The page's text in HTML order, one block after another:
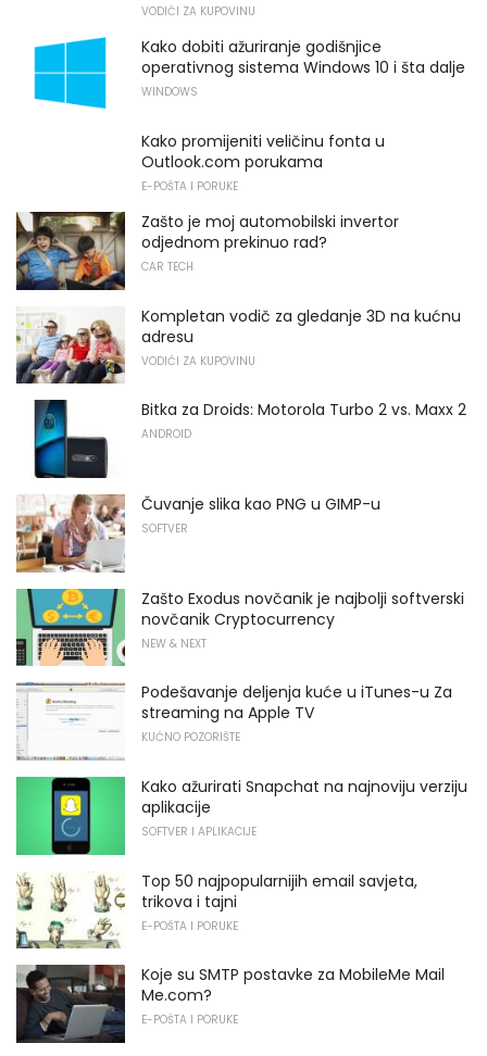
VODIČI ZA KUPOVINU
Kako dobiti ažuriranje godišnjice
operativnog sistema Windows 10 i šta dalje
WINDOWS
Kako promijeniti veličinu fonta u
Outlook.com porukama
E-POŠTA I PORUKE
Zašto je moj automobilski invertor
odjednom prekinuo rad?
CAR TECH
Kompletan vodič za gledanje 3D na kućnu
adresu
VODIČI ZA KUPOVINU
Bitka za Droids: Motorola Turbo 2 vs. Maxx 2
ANDROID
Čuvanje slika kao PNG u GIMP-u
SOFTVER
Zašto Exodus novčanik je najbolji softverski
novčanik Cryptocurrency
NEW & NEXT
Podešavanje deljenja kuće u iTunes-u Za
streaming na Apple TV
KUĆNO POZORIŠTE
Kako ažurirati Snapchat na najnoviju verziju
aplikacije
SOFTVER I APLIKACIJE
Top 50 najpopularnijih email savjeta,
trikova i tajni
E-POŠTA I PORUKE
Koje su SMTP postavke za MobileMe Mail
Me.com?
E-POŠTA I PORUKE